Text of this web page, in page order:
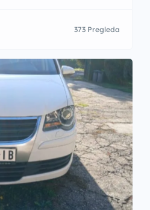
373 Pregleda